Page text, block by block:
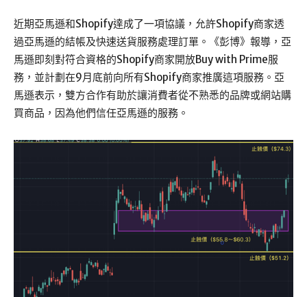
近期亞馬遜和Shopify達成了一項協議，允許Shopify商家透
過亞馬遜的結帳及快速送貨服務處理訂單。《彭博》報導，亞
馬遜即刻對符合資格的Shopify商家開放Buy with Prime服
務，並計劃在9月底前向所有Shopify商家推廣這項服務。亞
馬遜表示，雙方合作有助於讓消費者從不熟悉的品牌或網站購
買商品，因為他們信任亞馬遜的服務。